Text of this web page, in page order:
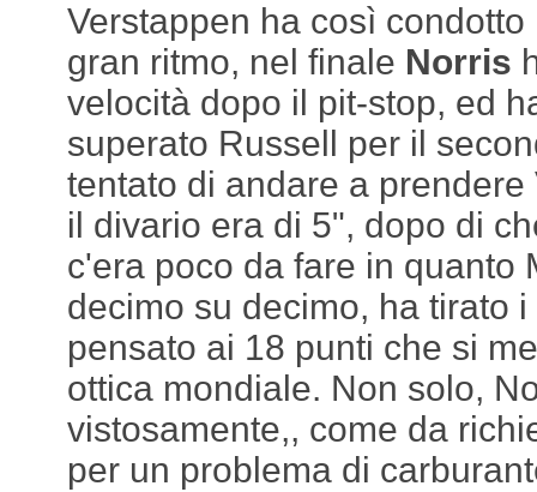
Verstappen ha così
gran ritmo, nel finale Norris
velocità dopo il pit-stop, ed
superato Russell per il
tentato di andare a
il divario era di 5", dopo di
c'era poco da fare in quanto
decimo su decimo, ha tirato
pensato ai 18 punti che si
ottica mondiale. Non solo,
vistosamente,, come da
per un problema di